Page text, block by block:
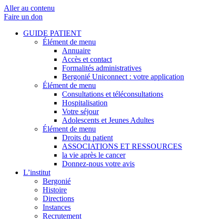
Aller au contenu
Faire un don
GUIDE PATIENT
Élément de menu
Annuaire
Accès et contact
Formalités administratives
Bergonié Uniconnect : votre application
Élément de menu
Consultations et téléconsultations
Hospitalisation
Votre séjour
Adolescents et Jeunes Adultes
Élément de menu
Droits du patient
ASSOCIATIONS ET RESSOURCES
la vie après le cancer
Donnez-nous votre avis
L’institut
Bergonié
Histoire
Directions
Instances
Recrutement